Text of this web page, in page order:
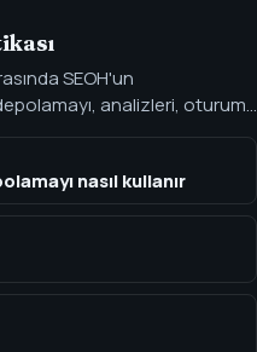
SEOH'un
analizleri, oturum
günlükleri, performans ve
ölçümler için ayrılmış
sahiptir: G-V7DPZPZJJ7.
ve ziyaretçi analiz
kısıtlı analiz, ürün analitiği,
Web Vitals, hata, günlük,
işleyicisi olarak PostHog
nasıl kullanır